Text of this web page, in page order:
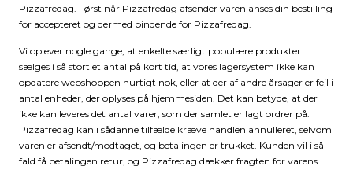
Pizzafredag. Først når Pizzafredag afsender varen anses din bestilling
for accepteret og dermed bindende for Pizzafredag.
Vi oplever nogle gange, at enkelte særligt populære produkter
sælges i så stort et antal på kort tid, at vores lagersystem ikke kan
opdatere webshoppen hurtigt nok, eller at der af andre årsager er fejl i
antal enheder, der oplyses på hjemmesiden. Det kan betyde, at der
ikke kan leveres det antal varer, som der samlet er lagt ordrer på.
Pizzafredag kan i sådanne tilfælde kræve handlen annulleret, selvom
varen er afsendt/modtaget, og betalingen er trukket. Kunden vil i så
fald få betalingen retur, og Pizzafredag dækker fragten for varens